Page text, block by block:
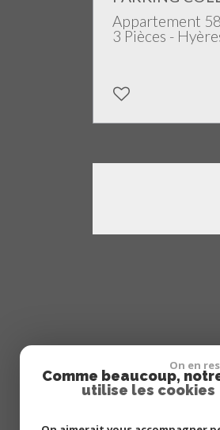
Appartement
3 Pièces -
On en
Comme beaucoup,
utilise les cookies